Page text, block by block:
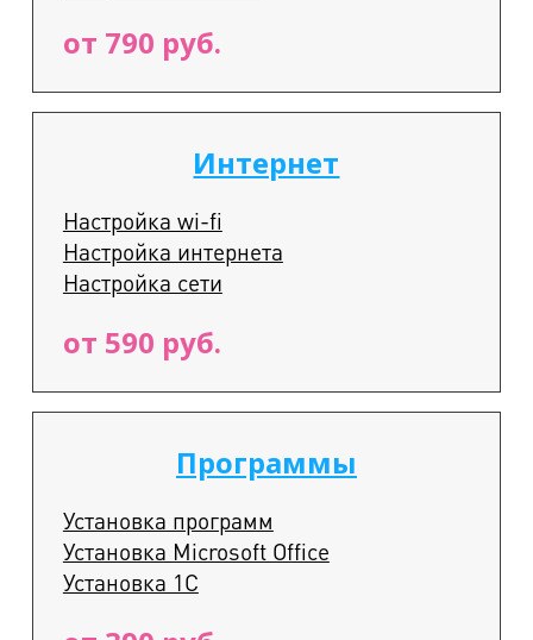
от 790 руб.
Интернет
Настройка wi-fi
Настройка интернета
Настройка сети
от 590 руб.
Программы
Установка программ
Установка Microsoft Office
Установка 1С